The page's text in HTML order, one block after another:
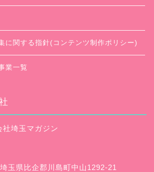
に関する指針(コンテンツ制作ポリシー)
業一覧
埼玉マガジン
玉県比企郡川島町中山1292-21